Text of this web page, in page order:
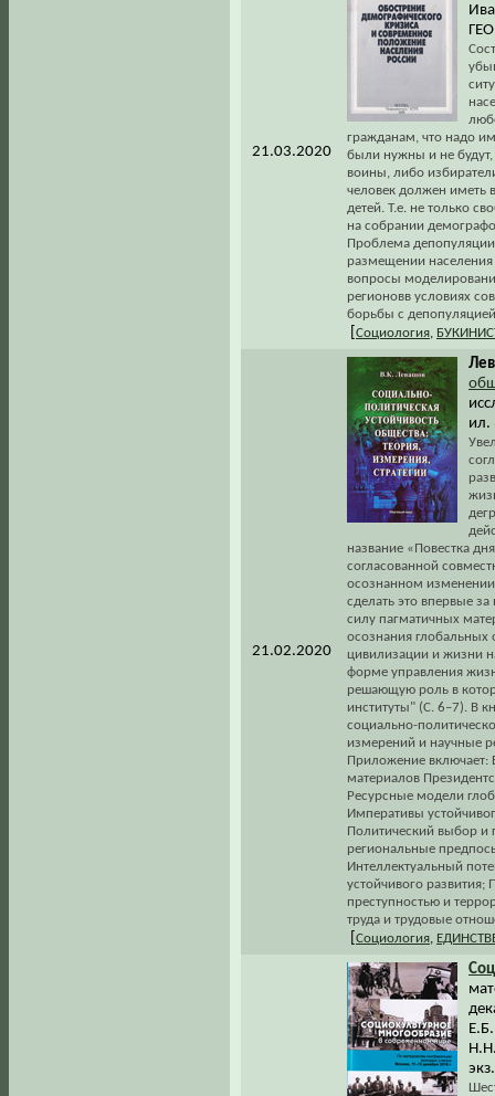
21.03.2020
гражданам, что надо
были нужны и не
воины, либо
человек должен иметь
детей. Т.е. не только
на собрании
Проблема
размещении
вопросы
регионовв условиях
борьбы с
Социология
21.02.2020
ил.
название «Повестка
согласованной
осознанном
сделать это впервые
силу пагматичных
осознания глобальных
цивилизации и жизни
форме управления
решающую роль в
институты" (С. 6–7). В
социально-
измерений и научные
Приложение включает:
материалов
Ресурсные модели
Императивы
Политический выбор и
региональные
Интеллектуальный
устойчивого развития;
преступностью и
труда и трудовые
Социология